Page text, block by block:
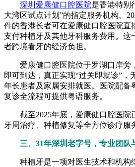
深圳爱康健口腔医院是香港特别
大湾区试点计划”的指定服务机构。
件的香港长者可在爱康健口腔医院直
支付种植牙及其他牙科服务费用。这
者跨境看牙的经济负担。
爱康健口腔医院位于罗湖口岸旁
即可到达，真正实现“过关即就诊”，
年长患者及家属安排就医。医院配备
复诊全流程可提供粤语服务。
截至2025年底，爱康健口腔医院
牙周治疗、种植修复等全方位诊疗服
三、31年深圳老字号，专业团队
种植牙是一项对医生技术和机构